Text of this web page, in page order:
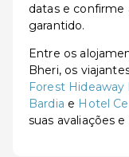
datas e confirme
garantido.
Entre os
Bheri, os
Forest Hideaway
Bardia e Hotel
suas avaliações